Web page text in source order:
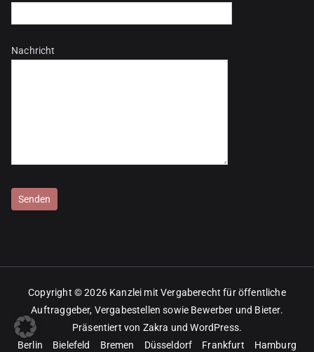
Nachricht
Bitte lasse dieses Feld leer.
Copyright © 2026 Kanzlei mit Vergaberecht für öffentliche
Auftraggeber, Vergabestellen sowie Bewerber und Bieter.
Präsentiert von Zakra undWordPress.
Berlin
Bielefeld Bremen Düsseldorf Frankfurt Hamburg